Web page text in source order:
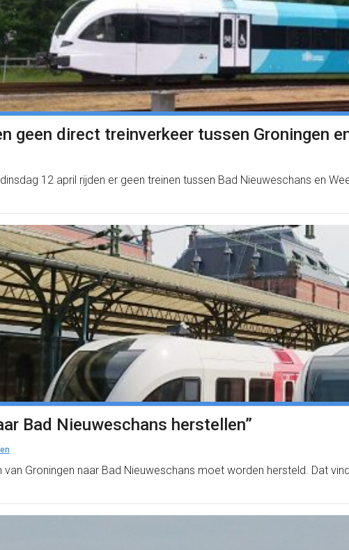
geen direct treinverkeer tussen Groningen
12 april rijden er geen treinen tussen Bad Nieuweschans en
Bad Nieuweschans herstellen”
Groningen naar Bad Nieuweschans moet worden hersteld. Dat